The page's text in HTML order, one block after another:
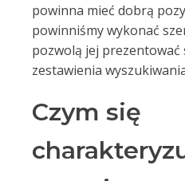
powinna mieć dobrą
powinniśmy wykonać
pozwolą jej prezentować
zestawienia
Czym się